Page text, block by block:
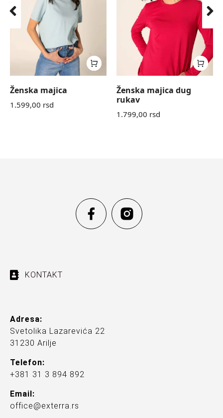
Ženska majica
1.599,00 rsd
Ženska majica dug
rukav
1.799,00 rsd
KONTAKT
Adresa:
Svetolika Lazarevića 22
31230 Arilje
Telefon:
+381 31 3 894 892
Email:
office@exterra.rs